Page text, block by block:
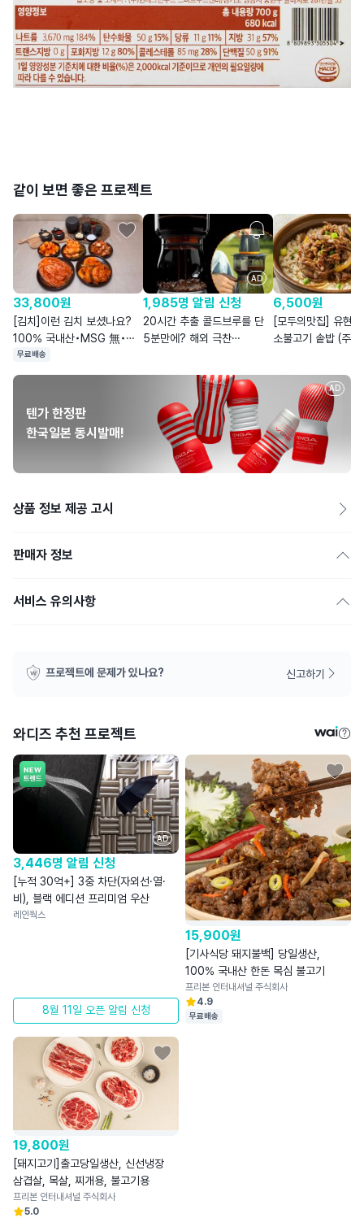
같이 보면 좋은 프로젝트
33,800원
[김치]이런 김치 보셨나요?
100% 국내산•MSG 無•
합성첨가물 0%
무료배송
AD
1,985명 알림 신청
20시간 추출 콜드브루를 단
5분만에? 해외 극찬
6,500원
[모두의맛집] 유현
소불고기 솥밥 (주)
텐가 한정판
한국일본 동시발매!
AD
상품 정보 제공 고시
판매자 정보
서비스 유의사항
프로젝트에 문제가 있나요? 신고하기
와디즈 추천 프로젝트
AD
3,446명 알림 신청
[누적 30억+] 3중 차단(자외선·열·
비), 블랙 에디션 프리미엄 우산
레인웍스
8월 11일 오픈 알림 신청
15,900원
[기사식당 돼지불백] 당일생산,
100% 국내산 한돈 목심 불고기
프리본 인터내셔널 주식회사
4.9
무료배송
19,800원
[돼지고기]출고당일생산, 신선냉장
삼겹살, 목살, 찌개용, 불고기용
프리본 인터내셔널 주식회사
5.0